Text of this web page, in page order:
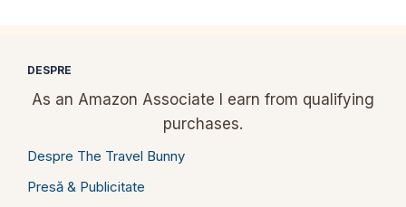
DESPRE
As an Amazon Associate I earn from qualifying
purchases.
Despre The Travel Bunny
Presă & Publicitate